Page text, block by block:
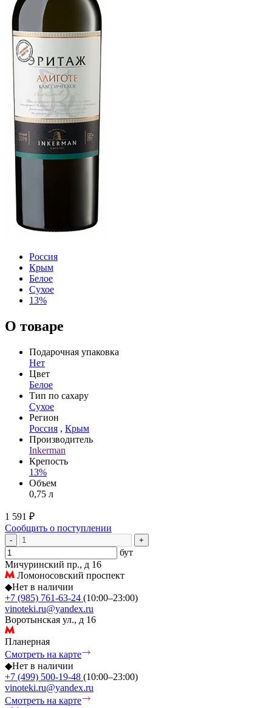
Россия
Крым
Белое
Сухое
13%
О товаре
Подарочная упаковка
Нет
Цвет
Белое
Тип по сахару
Сухое
Регион
Россия , Крым
Производитель
Inkerman
Крепость
13%
Объем
0,75 л
1 591 ₽
Сообщить о поступлении
- +
бут
Мичуринский пр., д 16
Ломоносовский проспект
◆Нет в наличии
+7 (985) 761-63-24 (10:00–23:00)
vinoteki.ru@yandex.ru
Воротынская ул., д 16
Планерная
Смотреть на карте
◆Нет в наличии
+7 (499) 500-19-48 (10:00–23:00)
vinoteki.ru@yandex.ru
Смотреть на карте